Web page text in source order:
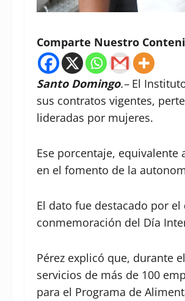
Comparte Nuestro
Santo Domingo.–El
sus contratos vigentes,
lideradas por mujeres.
Ese porcentaje,
en el fomento de la
El dato fue destacado por
conmemoración del Día
Pérez explicó que, durante
servicios de más de 100
para el Programa de